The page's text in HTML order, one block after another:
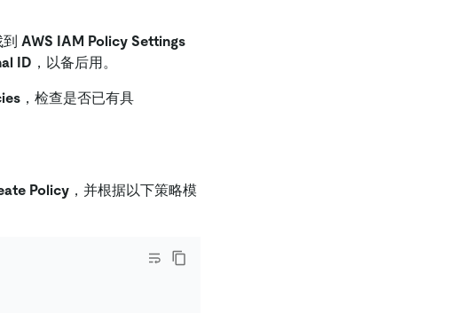
AWS IAM Policy Settings
ID ，以备后用。
，检查是否已有具
Policy ，并根据以下策略模